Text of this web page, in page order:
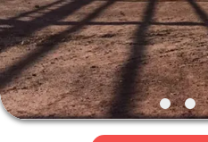
VIDEO
SPETTACOLO
VR